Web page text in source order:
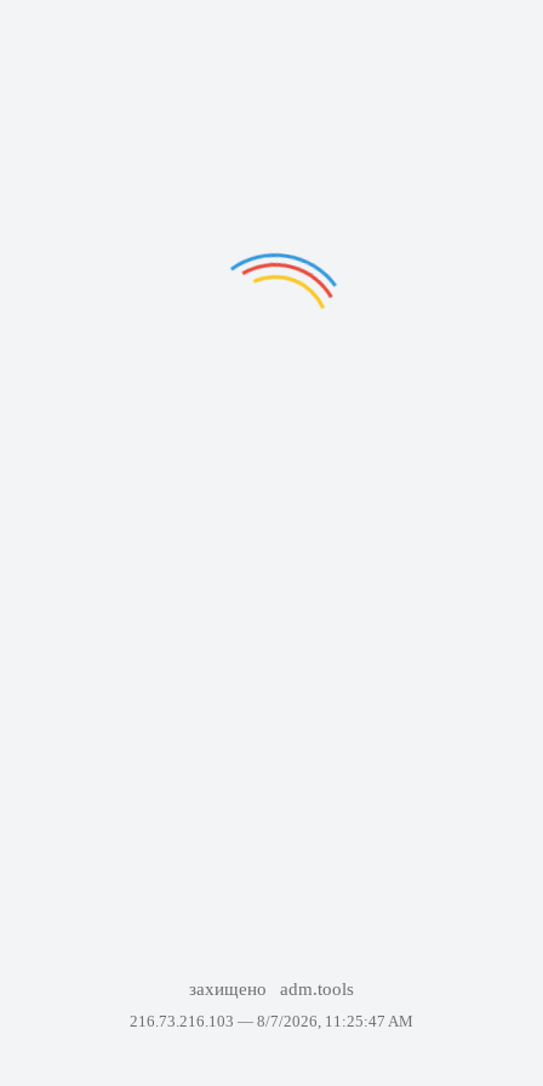
захищено adm.tools
216.73.216.103 — 8/7/2026, 11:25:47 AM